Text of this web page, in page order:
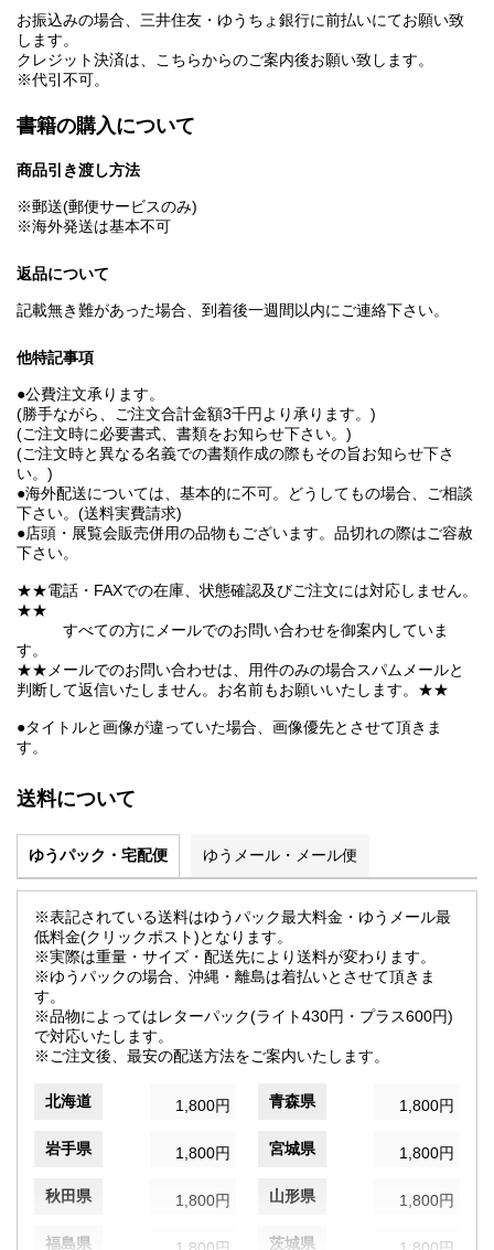
お振込みの場合、三井住友・ゆうちょ銀行に前払いにてお願い致
します。
クレジット決済は、こちらからのご案内後お願い致します。
※代引不可。
書籍の購入について
商品引き渡し方法
※郵送(郵便サービスのみ)
※海外発送は基本不可
返品について
記載無き難があった場合、到着後一週間以内にご連絡下さい。
他特記事項
●公費注文承ります。
(勝手ながら、ご注文合計金額3千円より承ります。)
(ご注文時に必要書式、書類をお知らせ下さい。)
(ご注文時と異なる名義での書類作成の際もその旨お知らせ下さ
い。)
●海外配送については、基本的に不可。どうしてもの場合、ご相談
下さい。(送料実費請求)
●店頭・展覧会販売併用の品物もございます。品切れの際はご容赦
下さい。
★★電話・FAXでの在庫、状態確認及びご注文には対応しません。
★★
すべての方にメールでのお問い合わせを御案内していま
す。
★★メールでのお問い合わせは、用件のみの場合スパムメールと
判断して返信いたしません。お名前もお願いいたします。★★
●タイトルと画像が違っていた場合、画像優先とさせて頂きま
す。
送料について
ゆうパック・宅配便 ゆうメール・メール便
※表記されている送料はゆうパック最大料金・ゆうメール最
低料金(クリックポスト)となります。
※実際は重量・サイズ・配送先により送料が変わります。
※ゆうパックの場合、沖縄・離島は着払いとさせて頂きま
す。
※品物によってはレターパック(ライト430円・プラス600円)
で対応いたします。
※ご注文後、最安の配送方法をご案内いたします。
北海道 1,800円 青森県 1,800円
岩手県 1,800円 宮城県 1,800円
秋田県 1,800円 山形県 1,800円
福島県 茨城県